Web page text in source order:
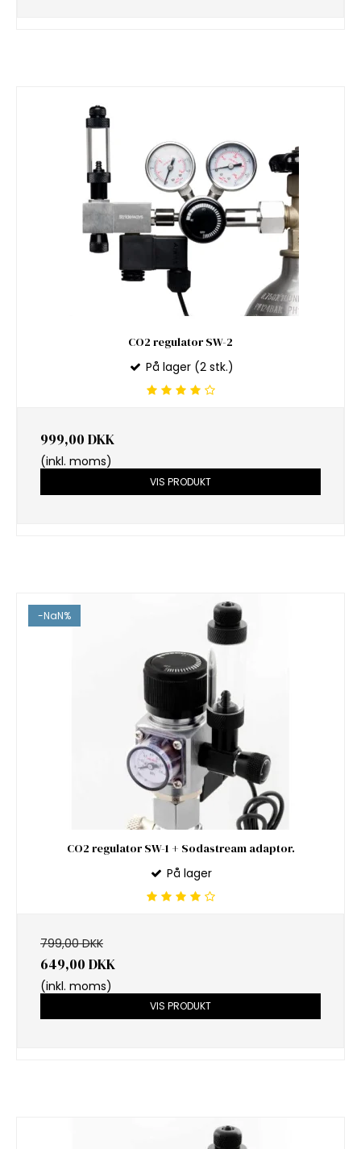
CO2 regulator SW-2
På lager (2 stk.)
999,00 DKK
(inkl. moms)
VIS PRODUKT
-NaN%
CO2 regulator SW-1 + Sodastream adaptor.
På lager
799,00 DKK
649,00 DKK
(inkl. moms)
VIS PRODUKT